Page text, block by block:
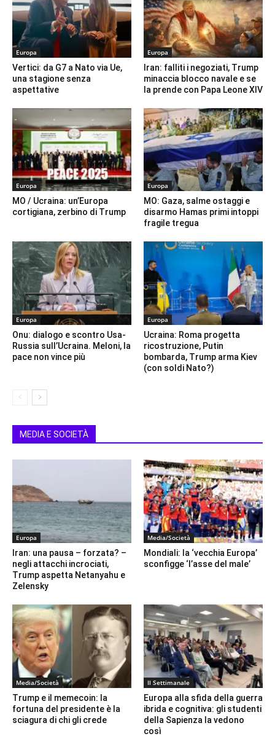
Europa
Vertici: da G7 a Nato via Ue,
una stagione senza
aspettative
Europa
Iran: falliti i negoziati, Trump
minaccia blocco navale e se
la prende con Papa Leone XIV
Europa
MO / Ucraina: un’Europa
cortigiana, zerbino di Trump
Europa
MO: Gaza, salme ostaggi e
disarmo Hamas primi intoppi
fragile tregua
Europa
Onu: dialogo e scontro Usa-
Russia sull’Ucraina. Meloni, la
pace non vince più
Europa
Ucraina: Roma progetta
ricostruzione, Putin
bombarda, Trump arma Kiev
(con soldi Nato?)
MEDIA E SOCIETÀ
Europa
Iran: una pausa – forzata? –
negli attacchi incrociati,
Trump aspetta Netanyahu e
Zelensky
Media/Società
Mondiali: la ‘vecchia Europa’
sconfigge ‘l’asse del male’
Media/Società
Trump e il memecoin: la
fortuna del presidente è la
sciagura di chi gli crede
Il Settimanale
Europa alla sfida della guerra
ibrida e cognitiva: gli studenti
della Sapienza la vedono
così